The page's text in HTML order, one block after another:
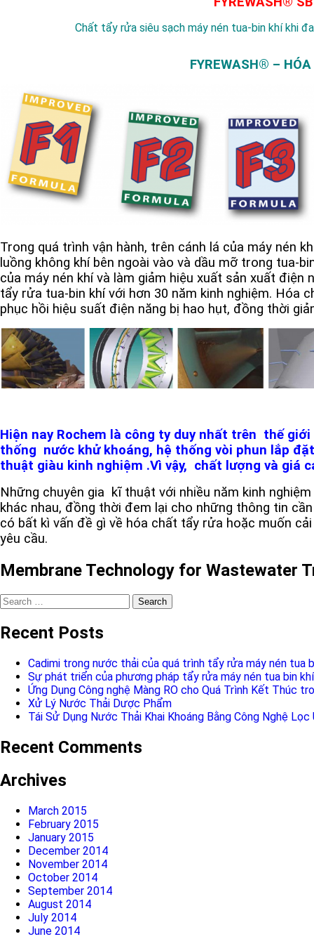
Chất tẩy rửa siêu sạch máy nén tua-bin khí khi
FYREWASH® –
Trong quá trình vận hành, trên cánh lá của máy nén
luồng không khí bên ngoài vào và dầu mỡ trong tua-
của máy nén khí và làm giảm hiệu xuất sản xuất
tẩy rửa tua-bin khí với hơn 30 năm kinh nghiệm. Hóa
phục hồi hiệu suất điện năng bị hao hụt, đồng thời
Hiện nay Rochem là công ty duy nhất trên thế
thống nước khử khoáng, hệ thống vòi phun lắp
thuật giàu kinh nghiệm .Vì vậy, chất lượng và giá
Những chuyên gia kĩ thuật với nhiều năm kinh
khác nhau, đồng thời đem lại cho những thông tin
có bất kì vấn đề gì về hóa chất tẩy rửa hoặc muốn
yêu cầu.
Membrane Technology for Wastewater
Search
for:
Recent Posts
Cadimi trong nước thải của quá trình tẩy rửa máy nén tua
Sự phát triển của phương pháp tẩy rửa máy nén tua bin khí
Ứng Dụng Công nghệ Màng RO cho Quá Trình Kết Thúc
Xử Lý Nước Thải Dược Phẩm
Tái Sử Dụng Nước Thải Khai Khoáng Bằng Công Nghệ Lọc
Recent Comments
Archives
March 2015
February 2015
January 2015
December 2014
November 2014
October 2014
September 2014
August 2014
July 2014
June 2014